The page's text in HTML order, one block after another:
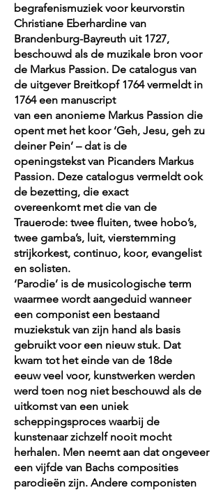
begrafenismuziek voor keurvorstin
Christiane Eberhardine van
Brandenburg-Bayreuth uit 1727,
beschouwd als de muzikale bron voor
de Markus Passion. De catalogus van
de uitgever Breitkopf 1764 vermeldt in
1764 een manuscript
van een anonieme Markus Passion die
opent met het koor ‘Geh, Jesu, geh zu
deiner Pein’ – dat is de
openingstekst van Picanders Markus
Passion. Deze catalogus vermeldt ook
de bezetting, die exact
overeenkomt met die van de
Trauerode: twee fluiten, twee hobo’s,
twee gamba’s, luit, vierstemming
strijkorkest, continuo, koor, evangelist
en solisten.
‘Parodie’ is de musicologische term
waarmee wordt aangeduid wanneer
een componist een bestaand
muziekstuk van zijn hand als basis
gebruikt voor een nieuw stuk. Dat
kwam tot het einde van de 18de
eeuw veel voor, kunstwerken werden
werd toen nog niet beschouwd als de
uitkomst van een uniek
scheppingsproces waarbij de
kunstenaar zichzelf nooit mocht
herhalen. Men neemt aan dat ongeveer
een vijfde van Bachs composities
parodieën zijn. Andere componisten